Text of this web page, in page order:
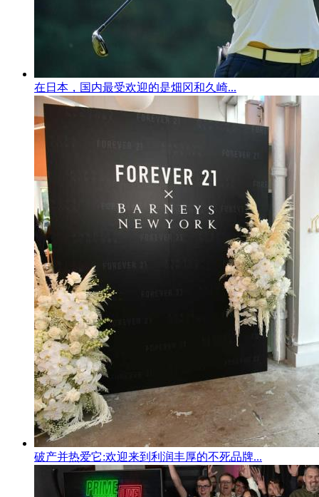
在日本，国内最受欢迎的是畑冈和久崎...
破产并热爱它:欢迎来到利润丰厚的不死品牌...